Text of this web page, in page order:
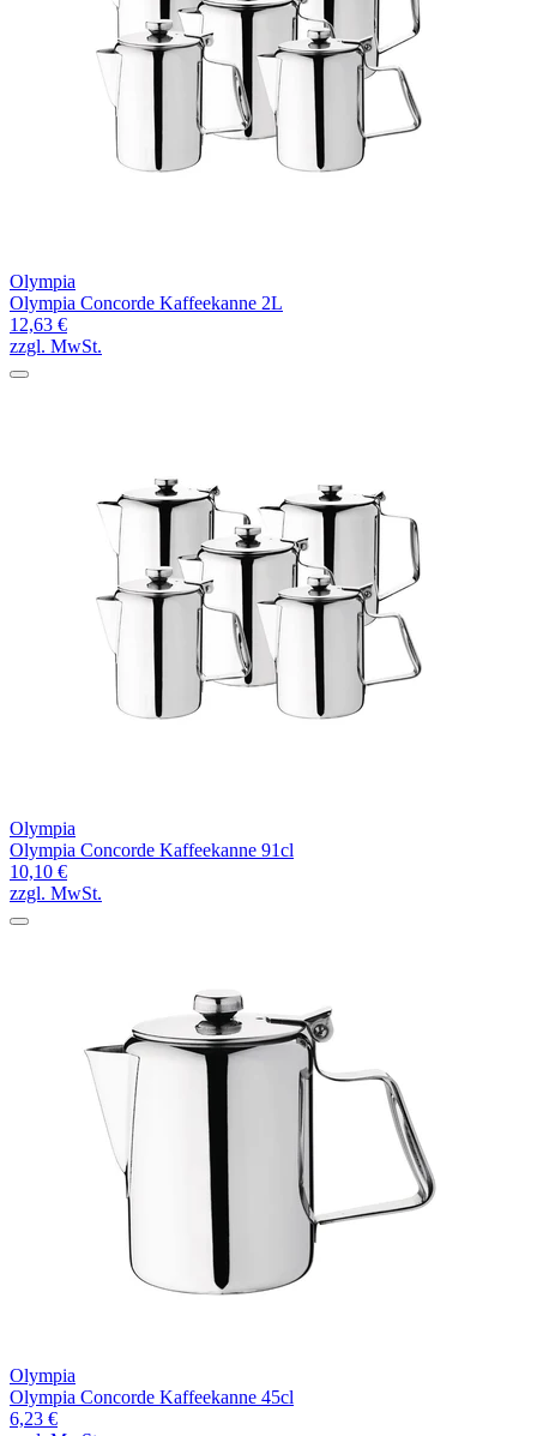
Olympia
Olympia Concorde Kaffeekanne 2L
12,63 €
zzgl. MwSt.
Olympia
Olympia Concorde Kaffeekanne 91cl
10,10 €
zzgl. MwSt.
Olympia
Olympia Concorde Kaffeekanne 45cl
6,23 €